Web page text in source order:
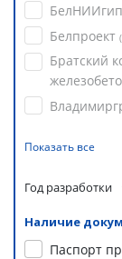
Белпроект (
Братский
Показать все
Год разработки
Наличие
Паспорт